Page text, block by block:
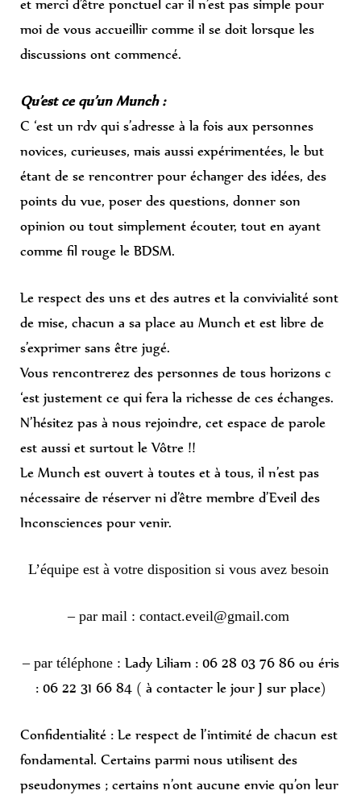
et merci d’être ponctuel car il n’est pas simple pour
moi de vous accueillir comme il se doit lorsque les
discussions ont commencé.
Qu’est ce qu’un Munch :
C ‘est un rdv qui s’adresse à la fois aux personnes
novices, curieuses, mais aussi expérimentées, le but
étant de se rencontrer pour échanger des idées, des
points du vue, poser des questions, donner son
opinion ou tout simplement écouter, tout en ayant
comme fil rouge le BDSM.
Le respect des uns et des autres et la convivialité sont
de mise, chacun a sa place au Munch et est libre de
s’exprimer sans être jugé.
Vous rencontrerez des personnes de tous horizons c
‘est justement ce qui fera la richesse de ces échanges.
N’hésitez pas à nous rejoindre, cet espace de parole
est aussi et surtout le Vôtre !!
Le Munch est ouvert à toutes et à tous, il n’est pas
nécessaire de réserver ni d’être membre d’Eveil des
Inconsciences pour venir.
L’équipe est à votre disposition si vous avez besoin
– par mail : contact.eveil@gmail.com
– par téléphone : Lady Liliam : 06 28 03 76 86 ou éris
: 06 22 31 66 84 ( à contacter le jour J sur place)
Confidentialité : Le respect de l’intimité de chacun est
fondamental. Certains parmi nous utilisent des
pseudonymes ; certains n’ont aucune envie qu’on leur